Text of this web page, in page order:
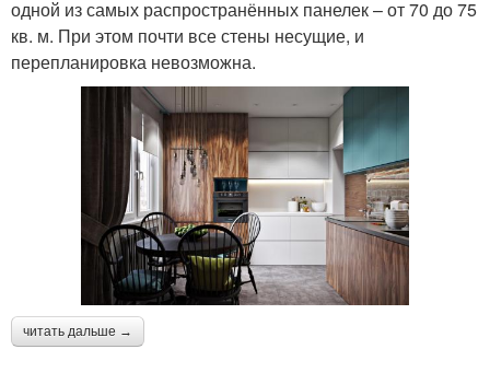
одной из самых распространённых панелек – от 70 до 75
кв. м. При этом почти все стены несущие, и
перепланировка невозможна.
читать дальше →